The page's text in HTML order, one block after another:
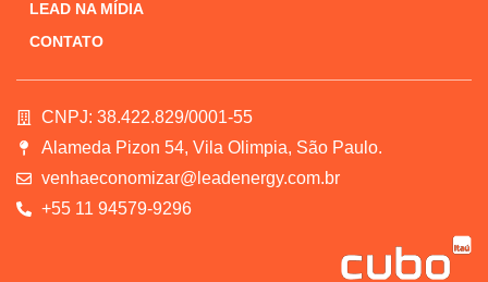
LEAD NA MÍDIA
CONTATO
CNPJ: 38.422.829/0001-55
Alameda Pizon 54, Vila Olimpia, São Paulo.
venhaeconomizar@leadenergy.com.br
+55 11 94579-9296